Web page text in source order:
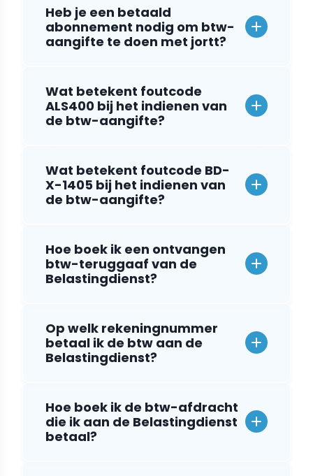
Heb je een betaald
abonnement nodig om btw-
aangifte te doen met jortt?
Wat betekent foutcode
ALS400 bij het indienen van
de btw-aangifte?
Wat betekent foutcode BD-
X-1405 bij het indienen van
de btw-aangifte?
Hoe boek ik een ontvangen
btw-teruggaaf van de
Belastingdienst?
Op welk rekeningnummer
betaal ik de btw aan de
Belastingdienst?
Hoe boek ik de btw-afdracht
die ik aan de Belastingdienst
betaal?